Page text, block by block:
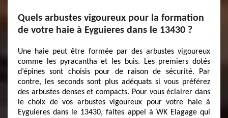
Quels arbustes vigoureux pour la formation
de votre haie à Eyguieres dans le 13430 ?
Une haie peut être formée par des arbustes vigoureux
comme les pyracantha et les buis. Les premiers dotés
d’épines sont choisis pour de raison de sécurité. Par
contre, les seconds sont plus adéquats si vous préférez
des arbustes denses et compacts. Pour vous éclairer dans
le choix de vos arbustes vigoureux pour votre haie à
Eyguieres dans le 13430, faites appel à WK Elagage qui